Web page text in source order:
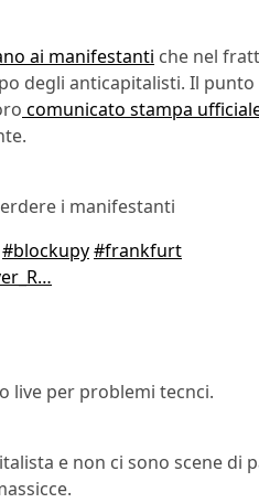
ai manifestanti che nel
degli anticapitalisti. Il punto
comunicato stampa
i manifestanti
#blockupy#frankfurt
live per problemi tecnci.
e non ci sono scene di